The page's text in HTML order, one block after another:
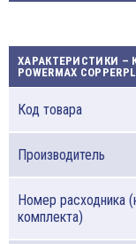
ХАРАКТЕРИСТИКИ –
POWERMAX
Код товара
Производитель
Номер расходника
комплекта)